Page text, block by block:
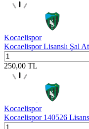
Kocaelispor
Kocaelispor Lisanslı Şal
250,00 TL
Kocaelispor
Kocaelispor 140526